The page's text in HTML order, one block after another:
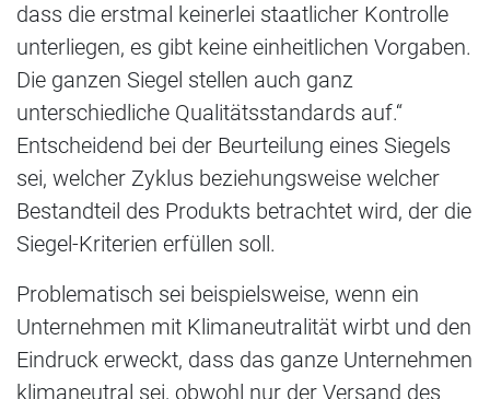
dass die erstmal keinerlei staatlicher Kontrolle
unterliegen, es gibt keine einheitlichen Vorgaben.
Die ganzen Siegel stellen auch ganz
unterschiedliche Qualitätsstandards auf.“
Entscheidend bei der Beurteilung eines Siegels
sei, welcher Zyklus beziehungsweise welcher
Bestandteil des Produkts betrachtet wird, der die
Siegel-Kriterien erfüllen soll.
Problematisch sei beispielsweise, wenn ein
Unternehmen mit Klimaneutralität wirbt und den
Eindruck erweckt, dass das ganze Unternehmen
klimaneutral sei, obwohl nur der Versand des